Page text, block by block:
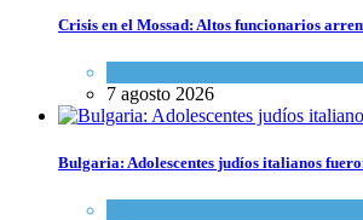
Crisis en el Mossad: Altos funcionarios
7 agosto 2026
Bulgaria: Adolescentes judíos italianos